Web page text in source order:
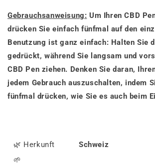
Gebrauchsanweisung: Um Ihren CBD
drücken Sie einfach fünfmal auf den
Benutzung ist ganz einfach: Halten Sie
gedrückt, während Sie langsam und
CBD Pen ziehen. Denken Sie daran,
jedem Gebrauch auszuschalten, indem
fünfmal drücken, wie Sie es auch beim
🌿 Herkunft
Schweiz
🌱